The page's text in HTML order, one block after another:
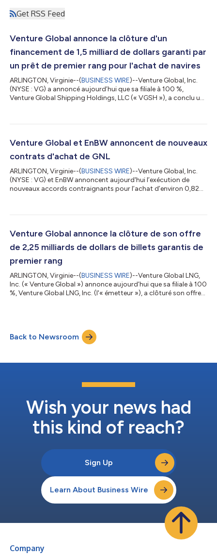
Get RSS Feed
Venture Global annonce la clôture d'un
financement de 1,5 milliard de dollars garanti par
un prêt de premier rang pour l'achat de navires
ARLINGTON, Virginie--(BUSINESS WIRE)--Venture Global, Inc.
(NYSE : VG) a annoncé aujourd’hui que sa filiale à 100 %,
Venture Global Shipping Holdings, LLC (« VGSH »), a conclu un
total maximal de 1,5 milliard de dollars. La Facilité arrivera à
qualité de chefs de file coordinateurs pour ce financement. ING
Venture Global et EnBW annoncent de nouveaux
contrats d'achat de GNL
ARLINGTON, Virginie--(BUSINESS WIRE)--Venture Global, Inc.
(NYSE : VG) et EnBW annoncent aujourd'hui l’exécution de
nouveaux accords contraignants pour l’achat d’environ 0,82
compter de 2026, à fournir à partir du portefeuille de Venture
et d'achat (SPA) à long terme existants entre Venture Global et
Venture Global annonce la clôture de son offre
de 2,25 milliards de dollars de billets garantis de
premier rang
ARLINGTON, Virginie--(BUSINESS WIRE)--Venture Global LNG,
Inc. (« Venture Global ») annonce aujourd’hui que sa filiale à 100
%, Venture Global LNG, Inc. (l'« émetteur »), a clôturé son offre
de 1,125 milliard de dollars en principal de ses billets garantis de
premier rang à 6,625 % arrivant à échéance en 2036 (les...
Back to Newsroom
Wish your news had
this kind of reach?
Sign Up
Learn About Business Wire
Company